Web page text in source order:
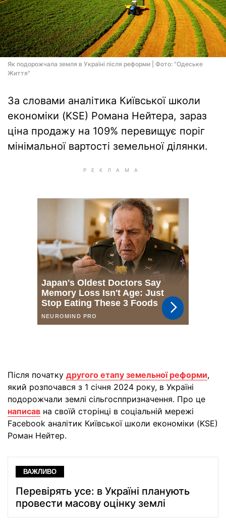
Як подорожчала земля в Україні після реформи | Фото: "Одеське
Життя"
За словами аналітика Київської школи
економіки (KSE) Романа Нейтера, зараз
ціна продажу на 109% перевищує поріг
мінімальної вартості земельної ділянки.
Після початку другого етапу земельної реформи,
який розпочався з 1 січня 2024 року, в Україні
подорожчали землі сільгосппризначення. Про це
написав на своїй сторінці в соціальній мережі
Facebook аналітик Київської школи економіки (KSE)
Роман Нейтер.
ВАЖЛИВО
Перевірять усе: в Україні планують
провести масову оцінку землі